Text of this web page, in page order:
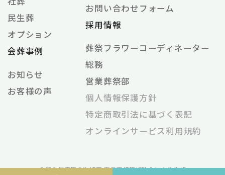
民生葬
オプション
会葬事例
お知らせ
お客様の声
お問い合わせフォーム
採用情報
葬祭フラワーコーディネーター
総務
営業葬祭部
個⼈情報保護⽅針
特定商取引法に基づく表記
オンラインサービス利⽤規約
令和２年度第３次補正 事業再構築補助金により作成